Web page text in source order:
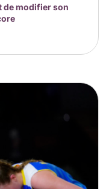
de modifier son